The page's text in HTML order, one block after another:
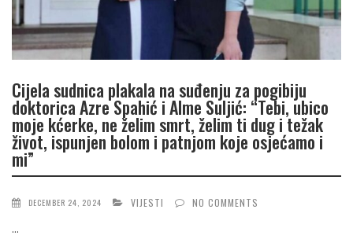
Cijela sudnica plakala na suđenju za pogibiju
doktorica Azre Spahić i Alme Suljić: “Tebi, ubico
moje kćerke, ne želim smrt, želim ti dug i težak
život, ispunjen bolom i patnjom koje osjećamo i
mi”
DECEMBER 24, 2024 VIJESTI NO COMMENTS
...